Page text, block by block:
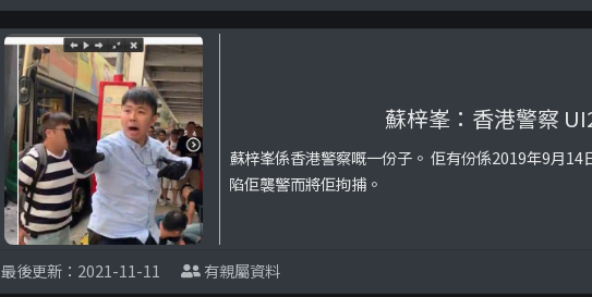
蘇梓峯：香港警察
蘇梓峯係香港警察嘅一份子。 佢有份係2019年9月
陷佢襲警而將佢拘捕。
最後更新：2021-11-11 有親屬資料